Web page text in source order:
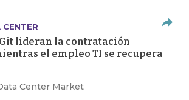
Git lideran la contratación
el empleo TI se recupera
Center Market